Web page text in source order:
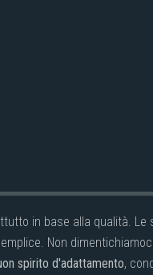
in base alla qualità.
Non
spirito d'adattamento,